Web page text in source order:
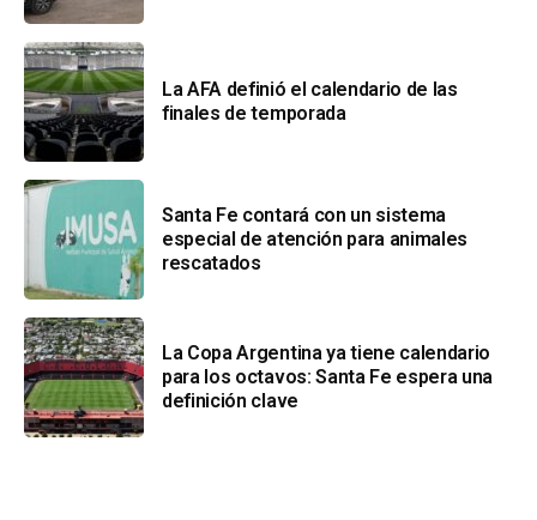
La AFA definió el calendario de las
finales de temporada
Santa Fe contará con un sistema
especial de atención para animales
rescatados
La Copa Argentina ya tiene calendario
para los octavos: Santa Fe espera una
definición clave